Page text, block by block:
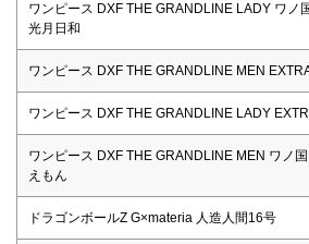
ワンピース DXF THE GRANDLINE LADY ワノ
光月日和
ワンピース DXF THE GRANDLINE MEN
ワンピース DXF THE GRANDLINE LADY
ワンピース DXF THE GRANDLINE MEN ワノ
えもん
ドラゴンボールZ G×materia 人造人間16号